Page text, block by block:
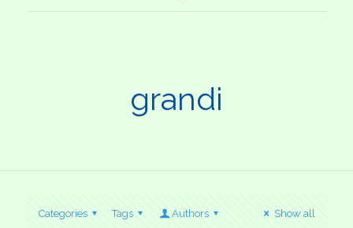
grandi
Categories Tags Authors Show all